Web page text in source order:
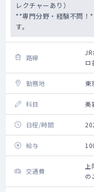
レクチャーあり）
**専門分野・経験不問！
す。
路線
JR
ロ
勤務地 東
科目 美
日程/時間
給与
交通費
の
ク